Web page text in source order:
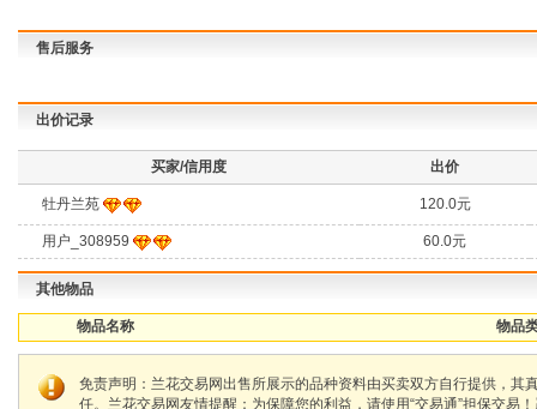
售后服务
出价记录
买家/信用度 出价
牡丹兰苑 120.0元
用户_308959 60.0元
其他物品
物品名称 物品
免责声明：兰花交易网出售所展示的品种资料由买卖双方自行提供，
任。兰花交易网友情提醒：为保障您的利益，请使用“交易通”担保交